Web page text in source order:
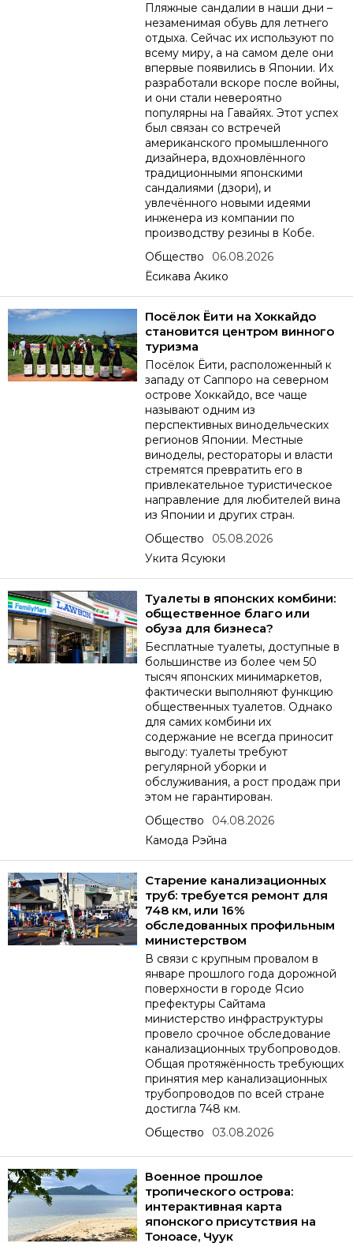
Пляжные сандалии в наши дни –
незаменимая обувь для летнего
отдыха. Сейчас их используют по
всему миру, а на самом деле они
впервые появились в Японии. Их
разработали вскоре после войны,
и они стали невероятно
популярны на Гавайях. Этот успех
был связан со встречей
американского промышленного
дизайнера, вдохновлённого
традиционными японскими
сандалиями (дзори), и
увлечённого новыми идеями
инженера из компании по
производству резины в Кобе.
Общество
06.08.2026
Ёсикава Акико
Посёлок Ёити на Хоккайдо
становится центром винного
туризма
Посёлок Ёити, расположенный к
западу от Саппоро на северном
острове Хоккайдо, все чаще
называют одним из
перспективных винодельческих
регионов Японии. Местные
виноделы, рестораторы и власти
стремятся превратить его в
привлекательное туристическое
направление для любителей вина
из Японии и других стран.
Общество
05.08.2026
Укита Ясуюки
Туалеты в японских комбини:
общественное благо или
обуза для бизнеса?
Бесплатные туалеты, доступные в
большинстве из более чем 50
тысяч японских минимаркетов,
фактически выполняют функцию
общественных туалетов. Однако
для самих комбини их
содержание не всегда приносит
выгоду: туалеты требуют
регулярной уборки и
обслуживания, а рост продаж при
этом не гарантирован.
Общество
04.08.2026
Камода Рэйна
Старение канализационных
труб: требуется ремонт для
748 км, или 16%
обследованных профильным
министерством
В связи с крупным провалом в
январе прошлого года дорожной
поверхности в городе Ясио
префектуры Сайтама
министерство инфраструктуры
провело срочное обследование
канализационных трубопроводов.
Общая протяжённость требующих
принятия мер канализационных
трубопроводов по всей стране
достигла 748 км.
Общество
03.08.2026
Военное прошлое
тропического острова:
интерактивная карта
японского присутствия на
Тоноасе, Чуук